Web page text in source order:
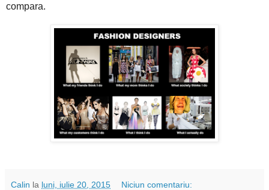
compara.
Calin la luni, iulie 20, 2015 Niciun comentariu: